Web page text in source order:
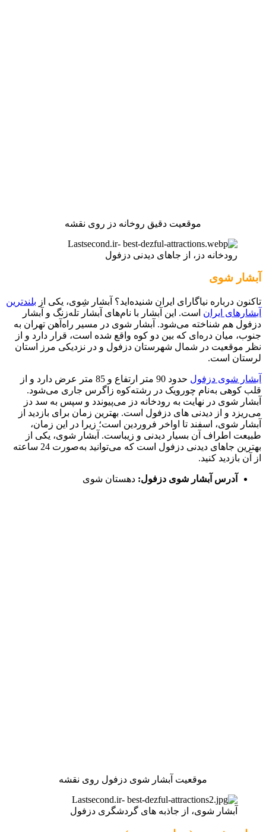
موقعیت دقیق روخانه دز روی نقشه
رودخانه دز، از جاهای دیدنی دزفول
آبشار شوی
تاکنون درباره نیاگارای ایران شنیده‌اید؟ آبشار شِوی، یکی از بلندترین
آبشارهای ایران است. این آبشار با نام‌های آبشار تله‌زنگ و آبشار
دزفول هم شناخته می‌شود. آبشار شوی در مسیر راه‌آهن تهران به
جنوب، میان دره‌ای که بین دو کوه واقع شده است، قرار دارد و از
نظر موقعیت در شمال شهرستان دزفول و در نزدیکی مرز استان
لرستان است.
آبشار شوی دزفول
حدود 90 متر ارتفاع و 85 متر عرض دارد و از
قلب کوهی به‌نام چورویک در رشته‌کوه زاگرس جاری می‌شود.
آبشار شوی در نهایت به رودخانه دز می‌پیوندد و سپس به سد دز
می‌ریزد و از دیدنی های دزفول است. بهترین زمان برای بازدید از
آبشار شوی، اسفند تا اواخر فروردین است؛ زیرا در این زمان،
طبیعت اطراف آن بسیار دیدنی و زیباست. آبشار شوی، یکی از
بهترین جاهای دیدنی دزفول است که می‌توانید به‌صورت 24 ساعته
از آن بازدید کنید.
آدرس آبشار شوی دزفول: دهستان شوی
موقعیت آبشار شوی دزفول روی نقشه
آبشار شوی، از جاذبه های گردشگری دزفول